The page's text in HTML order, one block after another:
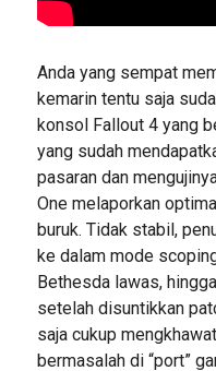
Anda yang sempat
kemarin tentu saja
konsol Fallout 4 yang
yang sudah
pasaran dan
One melaporkan
buruk. Tidak stabil,
ke dalam mode
Bethesda lawas,
setelah disuntikkan
saja cukup
bermasalah di “port”